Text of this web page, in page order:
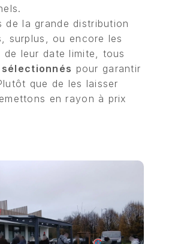
de la grande distribution
surplus, ou encore les
de leur date limite, tous
pour garantir
que de les laisser
en rayon à prix